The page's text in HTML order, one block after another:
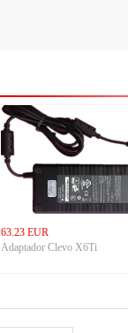
63.23 EUR
Adaptador Clevo X6Ti